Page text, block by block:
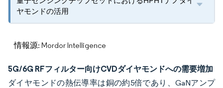
ヤモンドの活用
情報源: Mordor Intelligence
5G/6G RFフィルター向けCVDダイヤモンドへの需要増加
ダイヤモンドの熱伝導率は銅の約5倍であり、GaNアンプ